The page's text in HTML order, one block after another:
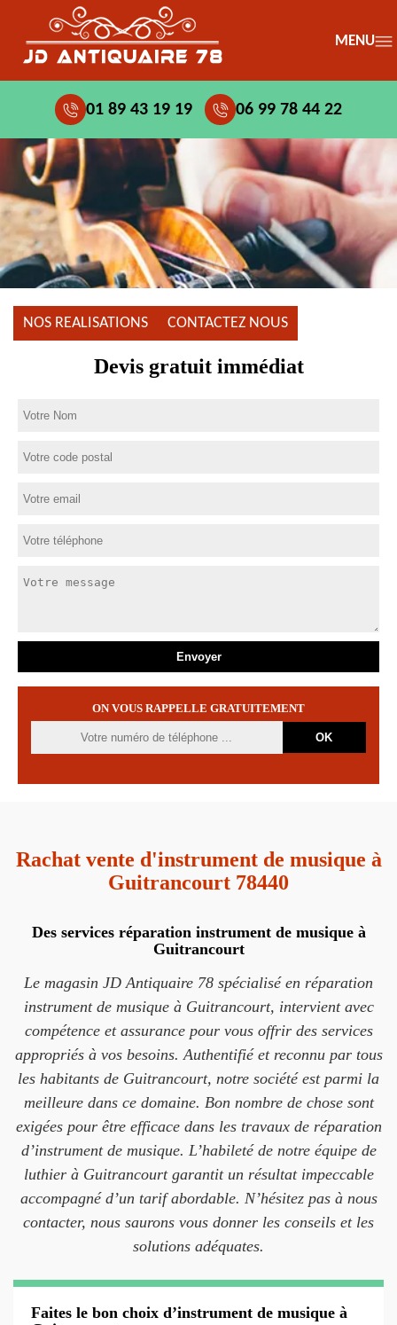
MENU
01 89 43 19 19 06 99 78 44 22
NOS REALISATIONS CONTACTEZ NOUS
Devis gratuit immédiat
ON VOUS RAPPELLE GRATUITEMENT
Rachat vente d'instrument de musique à
Guitrancourt 78440
Des services réparation instrument de musique à
Guitrancourt
Le magasin JD Antiquaire 78 spécialisé en réparation
instrument de musique à Guitrancourt, intervient avec
compétence et assurance pour vous offrir des services
appropriés à vos besoins. Authentifié et reconnu par tous
les habitants de Guitrancourt, notre société est parmi la
meilleure dans ce domaine. Bon nombre de chose sont
exigées pour être efficace dans les travaux de réparation
d’instrument de musique. L’habileté de notre équipe de
luthier à Guitrancourt garantit un résultat impeccable
accompagné d’un tarif abordable. N’hésitez pas à nous
contacter, nous saurons vous donner les conseils et les
solutions adéquates.
Faites le bon choix d’instrument de musique à